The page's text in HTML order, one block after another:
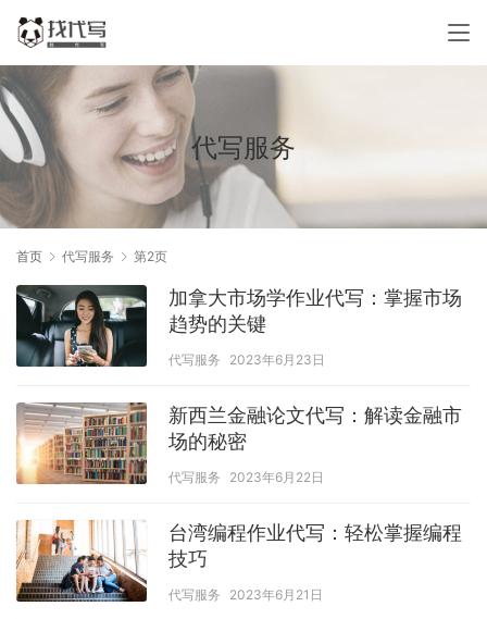
代写服务
首页 代写服务 第2页
加拿大市场学作业代写：掌握市场
趋势的关键
代写服务 2023年6月23日
新西兰金融论文代写：解读金融市
场的秘密
代写服务 2023年6月22日
台湾编程作业代写：轻松掌握编程
技巧
代写服务 2023年6月21日